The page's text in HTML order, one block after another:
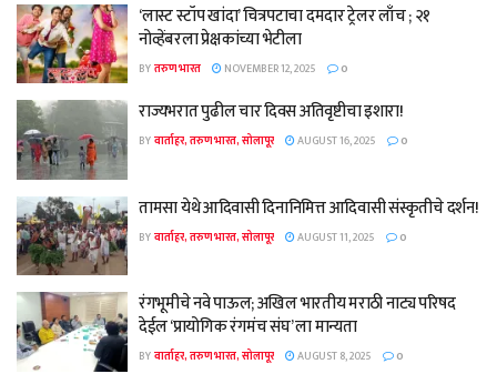
‘लास्ट स्टॉप खांदा’ चित्रपटाचा दमदार ट्रेलर लाँच ; २१
नोव्हेंबरला प्रेक्षकांच्या भेटीला
BYतरुण भारत NOVEMBER 12, 2025 0
राज्यभरात पुढील चार दिवस अतिवृष्टीचा इशारा!
BYवार्ताहर, तरुण भारत, सोलापूर AUGUST 16, 2025 0
तामसा येथे आदिवासी दिनानिमित्त आदिवासी संस्कृतीचे दर्शन!
BYवार्ताहर, तरुण भारत, सोलापूर AUGUST 11, 2025 0
रंगभूमीचे नवे पाऊल; अखिल भारतीय मराठी नाट्य परिषद
देईल ‘प्रायोगिक रंगमंच संघ’ ला मान्यता
BYवार्ताहर, तरुण भारत, सोलापूर AUGUST 8, 2025 0